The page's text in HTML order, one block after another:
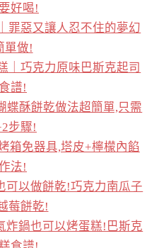
好喝!
罪惡又讓人忍不住的夢幻
單做!
｜巧克力原味巴斯克起司
譜!
蝶酥餅乾做法超簡單,只需
步驟!
箱免器具,塔皮+檸檬內餡
法!
可以做餅乾!巧克力南瓜子
莓餅乾!
炸鍋也可以烤蛋糕!巴斯克